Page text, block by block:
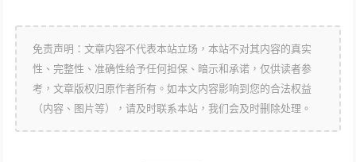
免责声明：文章内容不代表本站立场，本站不对其内容的真实
性、完整性、准确性给予任何担保、暗示和承诺，仅供读者参
考，文章版权归原作者所有。如本文内容影响到您的合法权益
（内容、图片等），请及时联系本站，我们会及时删除处理。